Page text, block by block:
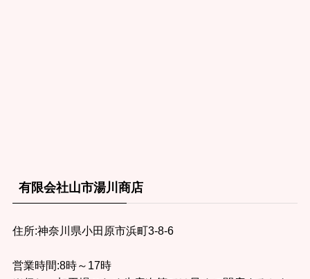
有限会社山市湯川商店
住所:神奈川県小田原市浜町3-8-6
営業時間:8時～17時